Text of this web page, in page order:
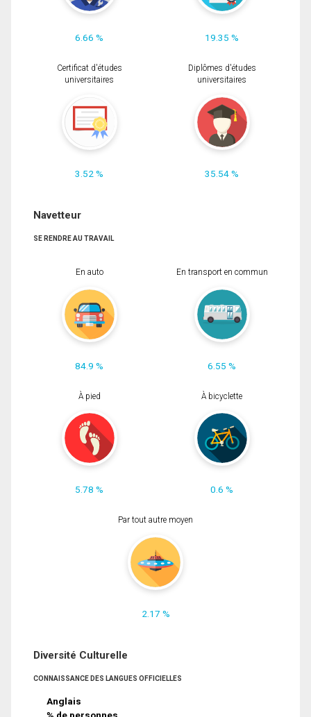
6.66 % 19.35 %
Certificat d'études
universitaires
3.52 %
Diplômes d'études
universitaires
35.54 %
Navetteur
SE RENDRE AU TRAVAIL
En auto
84.9 %
En transport en commun
6.55 %
À pied
5.78 %
À bicyclette
0.6 %
Par tout autre moyen
2.17 %
Diversité Culturelle
CONNAISSANCE DES LANGUES OFFICIELLES
Anglais
% de personnes